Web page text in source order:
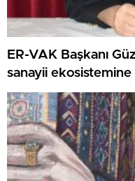
ER-VAK Başkanı
sanayii
edilmeli”..